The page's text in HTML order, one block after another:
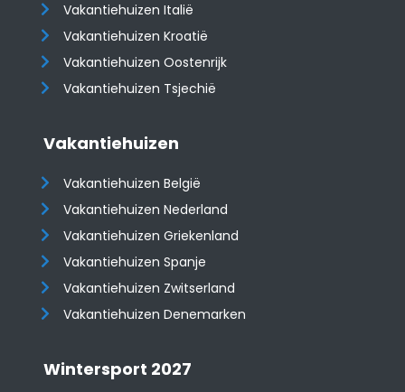
Vakantiehuizen Italië
Vakantiehuizen Kroatië
​​​​​​​Vakantiehuizen Oostenrijk
Vakantiehuizen Tsjechië
Vakantiehuizen
Vakantiehuizen België
Vakantiehuizen Nederland
Vakantiehuizen Griekenland
Vakantiehuizen Spanje
​​​​​​​Vakantiehuizen Zwitserland
Vakantiehuizen Denemarken
Wintersport 2027